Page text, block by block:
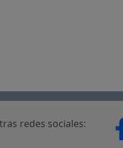
redes sociales: